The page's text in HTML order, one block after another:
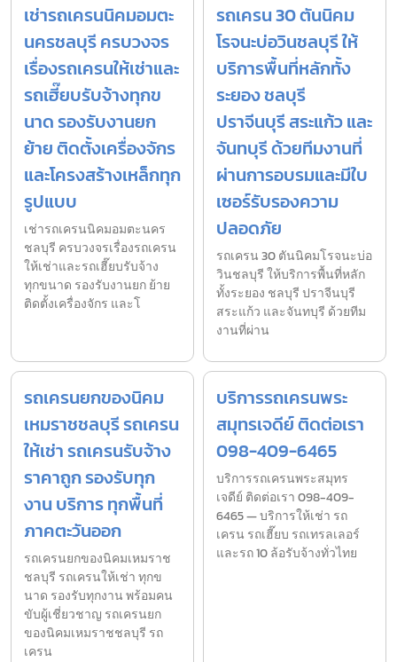
เช่ารถเครนนิคมอมตะ
นครชลบุรี ครบวงจร
เรื่องรถเครนให้เช่าและ
รถเฮี๊ยบรับจ้างทุกข
นาด รองรับงานยก
ย้าย ติดตั้งเครื่องจักร
และโครงสร้างเหล็กทุก
รูปแบบ
เช่ารถเครนนิคมอมตะนคร
ชลบุรี ครบวงจรเรื่องรถเครน
ให้เช่าและรถเฮี๊ยบรับจ้าง
ทุกขนาด รองรับงานยก ย้าย
ติดตั้งเครื่องจักร และโ
รถเครน 30 ตันนิคม
โรจนะบ่อวินชลบุรี ให้
บริการพื้นที่หลักทั้ง
ระยอง ชลบุรี
ปราจีนบุรี สระแก้ว และ
จันทบุรี ด้วยทีมงานที่
ผ่านการอบรมและมีใบ
เซอร์รับรองความ
ปลอดภัย
รถเครน 30 ตันนิคมโรจนะบ่อ
วินชลบุรี ให้บริการพื้นที่หลัก
ทั้งระยอง ชลบุรี ปราจีนบุรี
สระแก้ว และจันทบุรี ด้วยทีม
งานที่ผ่าน
รถเครนยกของนิคม
เหมราชชลบุรี รถเครน
ให้เช่า รถเครนรับจ้าง
ราคาถูก รองรับทุก
งาน บริการ ทุกพื้นที่
ภาคตะวันออก
รถเครนยกของนิคมเหมราช
ชลบุรี รถเครนให้เช่า ทุกข
นาด รองรับทุกงาน พร้อมคน
ขับผู้เชี่ยวชาญ รถเครนยก
ของนิคมเหมราชชลบุรี รถ
เครน
บริการรถเครนพระ
สมุทรเจดีย์ ติดต่อเรา
098-409-6465
บริการรถเครนพระสมุทร
เจดีย์ ติดต่อเรา 098-409-
6465 — บริการให้เช่า รถ
เครน รถเฮี๊ยบ รถเทรลเลอร์
และรถ 10 ล้อรับจ้างทั่วไทย